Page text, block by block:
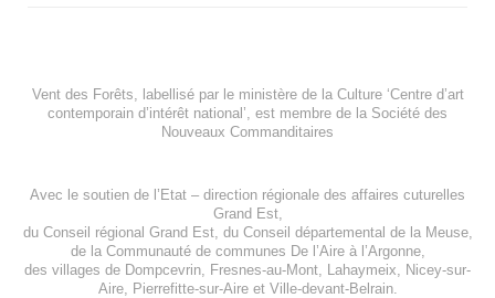
Vent des Forêts, labellisé par le ministère de la Culture ‘Centre d’art
contemporain d’intérêt national’, est membre de la Société des
Nouveaux Commanditaires
Avec le soutien de l’Etat – direction régionale des affaires cuturelles
Grand Est,
du Conseil régional Grand Est, du Conseil départemental de la Meuse,
de la Communauté de communes De l’Aire à l’Argonne,
des villages de Dompcevrin Fresnes-au-Mont Lahaymeix
Nicey-sur-
Aire, Pierrefitte-sur-Aireet Ville-devant-Belrain.